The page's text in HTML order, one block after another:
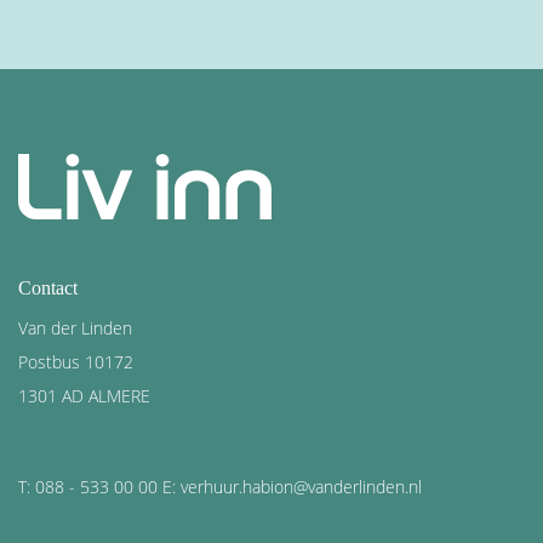
Contact
Van der Linden
Postbus 10172
1301 AD ALMERE
T: 088 - 533 00 00 E: verhuur.habion@vanderlinden.nl